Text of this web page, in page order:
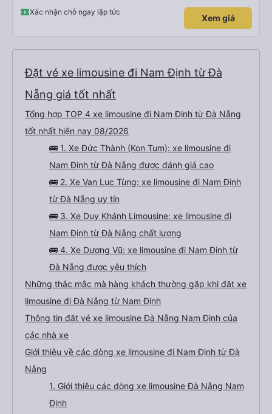
Xác nhận chỗ ngay lập tức
Xem giá
Đặt vé xe limousine đi Nam Định từ Đà
Nẵng giá tốt nhất
Tổng hợp TOP 4 xe limousine đi Nam Định từ Đà Nẵng
tốt nhất hiện nay 08/2026
🚌 1. Xe Đức Thành (Kon Tum): xe limousine đi
Nam Định từ Đà Nẵng được đánh giá cao
🚌 2. Xe Vạn Lục Tùng: xe limousine đi Nam Định
từ Đà Nẵng uy tín
🚌 3. Xe Duy Khánh Limousine: xe limousine đi
Nam Định từ Đà Nẵng chất lượng
🚌 4. Xe Dương Vũ: xe limousine đi Nam Định từ
Đà Nẵng được yêu thích
Những thắc mắc mà hàng khách thường gặp khi đặt xe
limousine đi Đà Nẵng từ Nam Định
Thông tin đặt vé xe limousine Đà Nẵng Nam Định của
các nhà xe
Giới thiệu về các dòng xe limousine đi Nam Định từ Đà
Nẵng
1. Giới thiệu các dòng xe limousine Đà Nẵng Nam
Định